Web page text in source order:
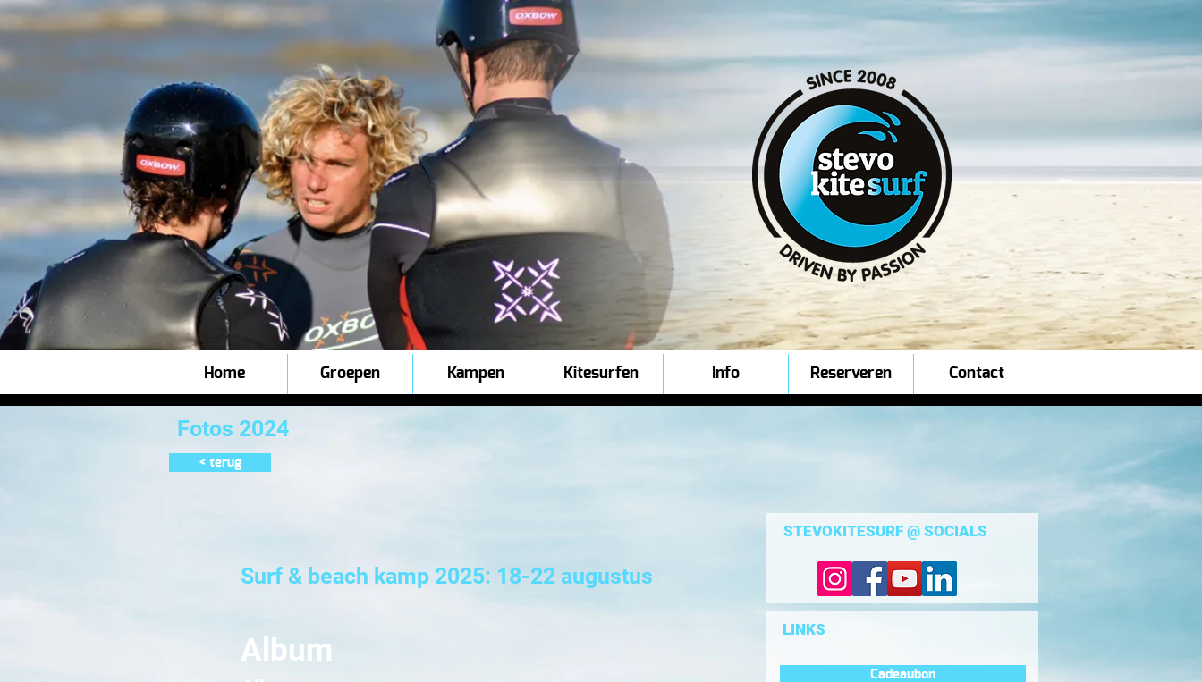
Home Groepen Kampen Kitesurfen Info Reserveren Contact
Fotos 2024
< terug
Surf & beach kamp 2025: 18-22 augustus
Album
STEVOKITESURF @ SOCIALS
LINKS
Cadeaubon